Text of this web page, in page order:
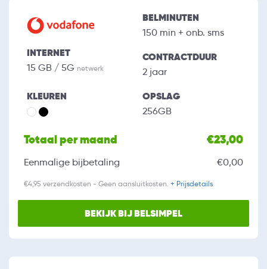
INTERNET
15 GB / 5G netwerk
BELMINUTEN
150 min + onb. sms
CONTRACTDUUR
2 jaar
KLEUREN OPSLAG
256GB
Totaal per maand €23,00
Eenmalige bijbetaling €0,00
€4,95 verzendkosten - Geen aansluitkosten. + Prijsdetails
BEKIJK BIJ BELSIMPEL